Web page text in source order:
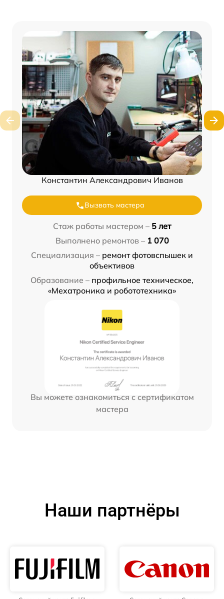
Константин Александрович Иванов
Вызвать мастера
Стаж работы мастером – 5 лет
Выполнено ремонтов – 1 070
Специализация – ремонт фотовспышек и
объективов
Образование – профильное техническое,
«Мехатроника и робототехника»
Вы можете ознакомиться с сертификатом
мастера
Наши партнёры